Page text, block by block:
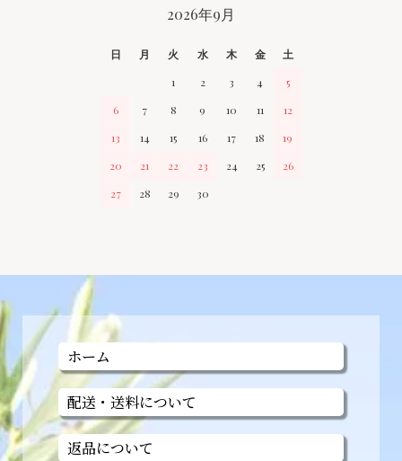
2026年9月
日 月 火 水 木 金
土
1
2 3 4
5
6
7 8 9 10 11
12
13
14 15 16 17 18
19
20
21 22 23 24 25
26
27
28 29 30
ホーム
配送・送料について
返品について